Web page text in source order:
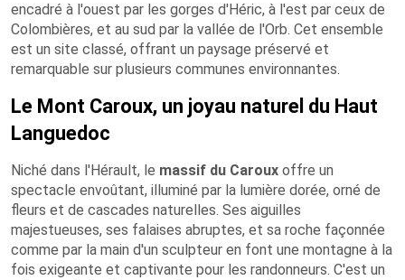
encadré à l'ouest par les gorges d'Héric, à l'est par ceux de
Colombières, et au sud par la vallée de l'Orb. Cet ensemble
est un site classé, offrant un paysage préservé et
remarquable sur plusieurs communes environnantes.
Le Mont Caroux, un joyau naturel du Haut
Languedoc
Niché dans l'Hérault, le massif du Caroux offre un
spectacle envoûtant, illuminé par la lumière dorée, orné de
fleurs et de cascades naturelles. Ses aiguilles
majestueuses, ses falaises abruptes, et sa roche façonnée
comme par la main d'un sculpteur en font une montagne à la
fois exigeante et captivante pour les randonneurs. C'est un